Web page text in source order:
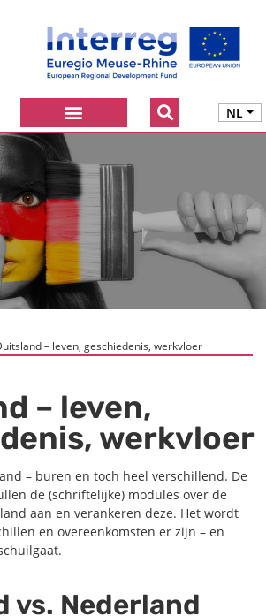
NL
– leven, geschiedenis, werkvloer
– leven,
werkvloer
– buren en toch heel verschillend. De
de (schriftelijke) modules over de
aan en verankeren deze. Het wordt
en overeenkomsten er zijn – en
vs. Nederland